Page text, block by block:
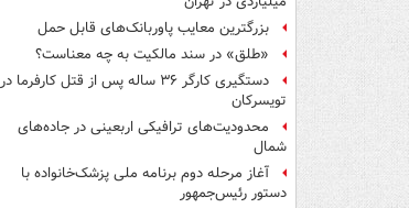
بزرگترین معایب پاوربانک‌های قابل حمل
«طلق» در سند مالکیت به چه معناست؟
دستگیری کارگر ۳۶ ساله پس از قتل کارفرما در
تویسرکان
محدودیت‌های ترافیکی اربعینی در جاده‌های
شمال‌
آغاز مرحله دوم برنامه ملی پزشک‌خانواده با
دستور رئیس‌جمهور